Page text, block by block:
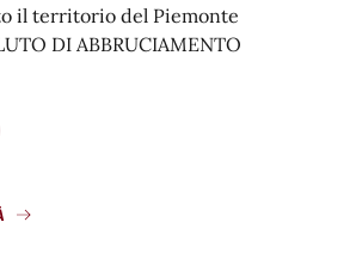
il territorio del Piemonte
DI ABBRUCIAMENTO